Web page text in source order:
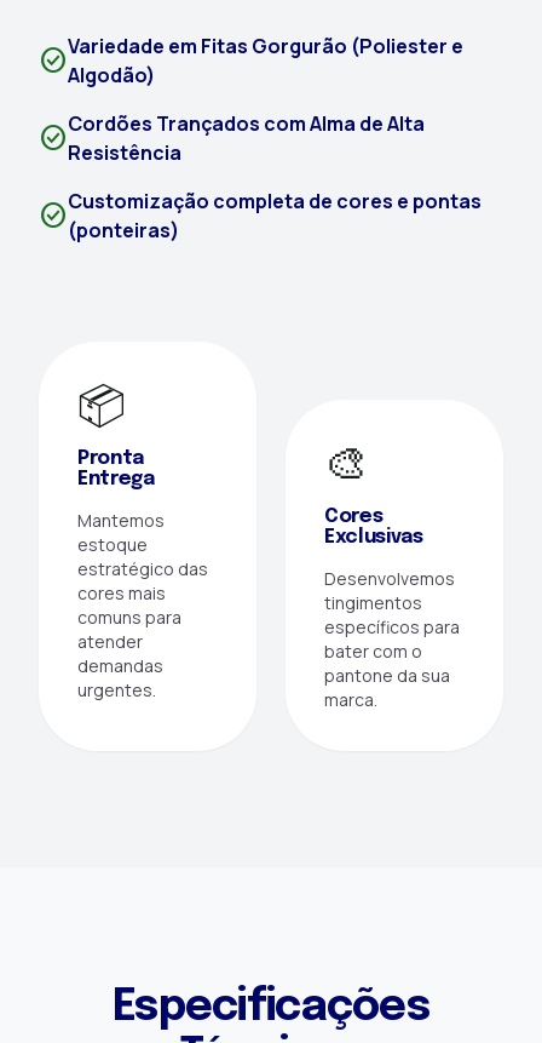
check_circleVariedade em Fitas Gorgurão (Poliester e
Algodão)
check_circleCordões Trançados com Alma de Alta
Resistência
check_circleCustomização completa de cores e pontas
(ponteiras)
📦
Pronta
Entrega
Mantemos
estoque
estratégico das
cores mais
comuns para
atender
demandas
urgentes.
🎨
Cores
Exclusivas
Desenvolvemos
tingimentos
específicos para
bater com o
pantone da sua
marca.
Especificações